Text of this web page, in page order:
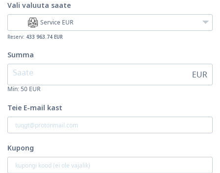
Vali valuuta saate
Service EUR
Reserv: 433 963.74 EUR
Summa
EUR
Min: 50 EUR
Teie E-mail kast
Kupong